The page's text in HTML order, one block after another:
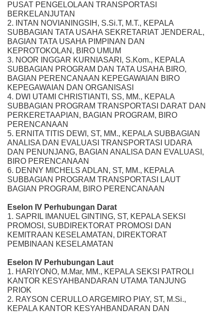
PUSAT PENGELOLAAN TRANSPORTASI
BERKELANJUTAN
2. INTAN NOVIANINGSIH, S.Si.T, M.T., KEPALA
SUBBAGIAN TATA USAHA SEKRETARIAT JENDERAL,
BAGIAN TATA USAHA PIMPINAN DAN
KEPROTOKOLAN, BIRO UMUM
3. NOOR INGGAR KURNIASARI, S.Kom., KEPALA
SUBBAGIAN PROGRAM DAN TATA USAHA BIRO,
BAGIAN PERENCANAAN KEPEGAWAIAN BIRO
KEPEGAWAIAN DAN ORGANISASI
4. DWI UTAMI CHRISTIANTI, SS, MM., KEPALA
SUBBAGIAN PROGRAM TRANSPORTASI DARAT DAN
PERKERETAAPIAN, BAGIAN PROGRAM, BIRO
PERENCANAAN
5. ERNITA TITIS DEWI, ST, MM., KEPALA SUBBAGIAN
ANALISA DAN EVALUASI TRANSPORTASI UDARA
DAN PENUNJANG, BAGIAN ANALISA DAN EVALUASI,
BIRO PERENCANAAN
6. DENNY MICHELS ADLAN, ST, MM., KEPALA
SUBBAGIAN PROGRAM TRANSPORTASI LAUT
BAGIAN PROGRAM, BIRO PERENCANAAN
Eselon IV Perhubungan Darat
1. SAPRIL IMANUEL GINTING, ST, KEPALA SEKSI
PROMOSI, SUBDIREKTORAT PROMOSI DAN
KEMITRAAN KESELAMATAN, DIREKTORAT
PEMBINAAN KESELAMATAN
Eselon IV Perhubungan Laut
1. HARIYONO, M.Mar, MM., KEPALA SEKSI PATROLI
KANTOR KESYAHBANDARAN UTAMA TANJUNG
PRIOK
2. RAYSON CERULLO ARGEMIRO PIAY, ST, M.Si.,
KEPALA KANTOR KESYAHBANDARAN DAN